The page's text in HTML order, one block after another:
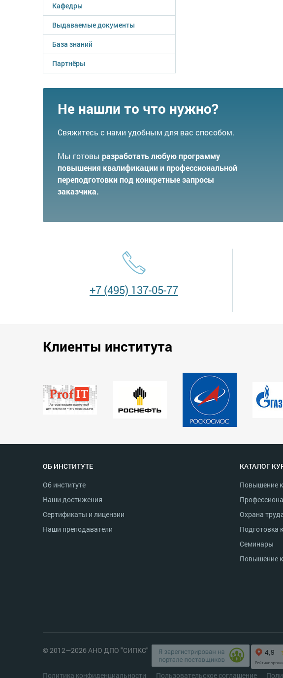
Кафедры
Выдаваемые документы
База знаний
Партнёры
Не нашли то что нужно?
Свяжитесь с нами удобным для вас способом.
Мы готовы разработать любую программу
повышения квалификации и профессиональной
переподготовки под конкретные запросы
заказчика.
+7 (495) 137-05-77
Клиенты института
ОБ ИНСТИТУТЕ
Об институте
Наши достижения
Сертификаты и лицензии
Наши преподаватели
КАТАЛОГ
Повышение
Охрана
Подготовка
Семинары
Повышение
© 2012—2026 АНО ДПО "СИПКС"
Политика конфиденциальности Пользовательское соглашение